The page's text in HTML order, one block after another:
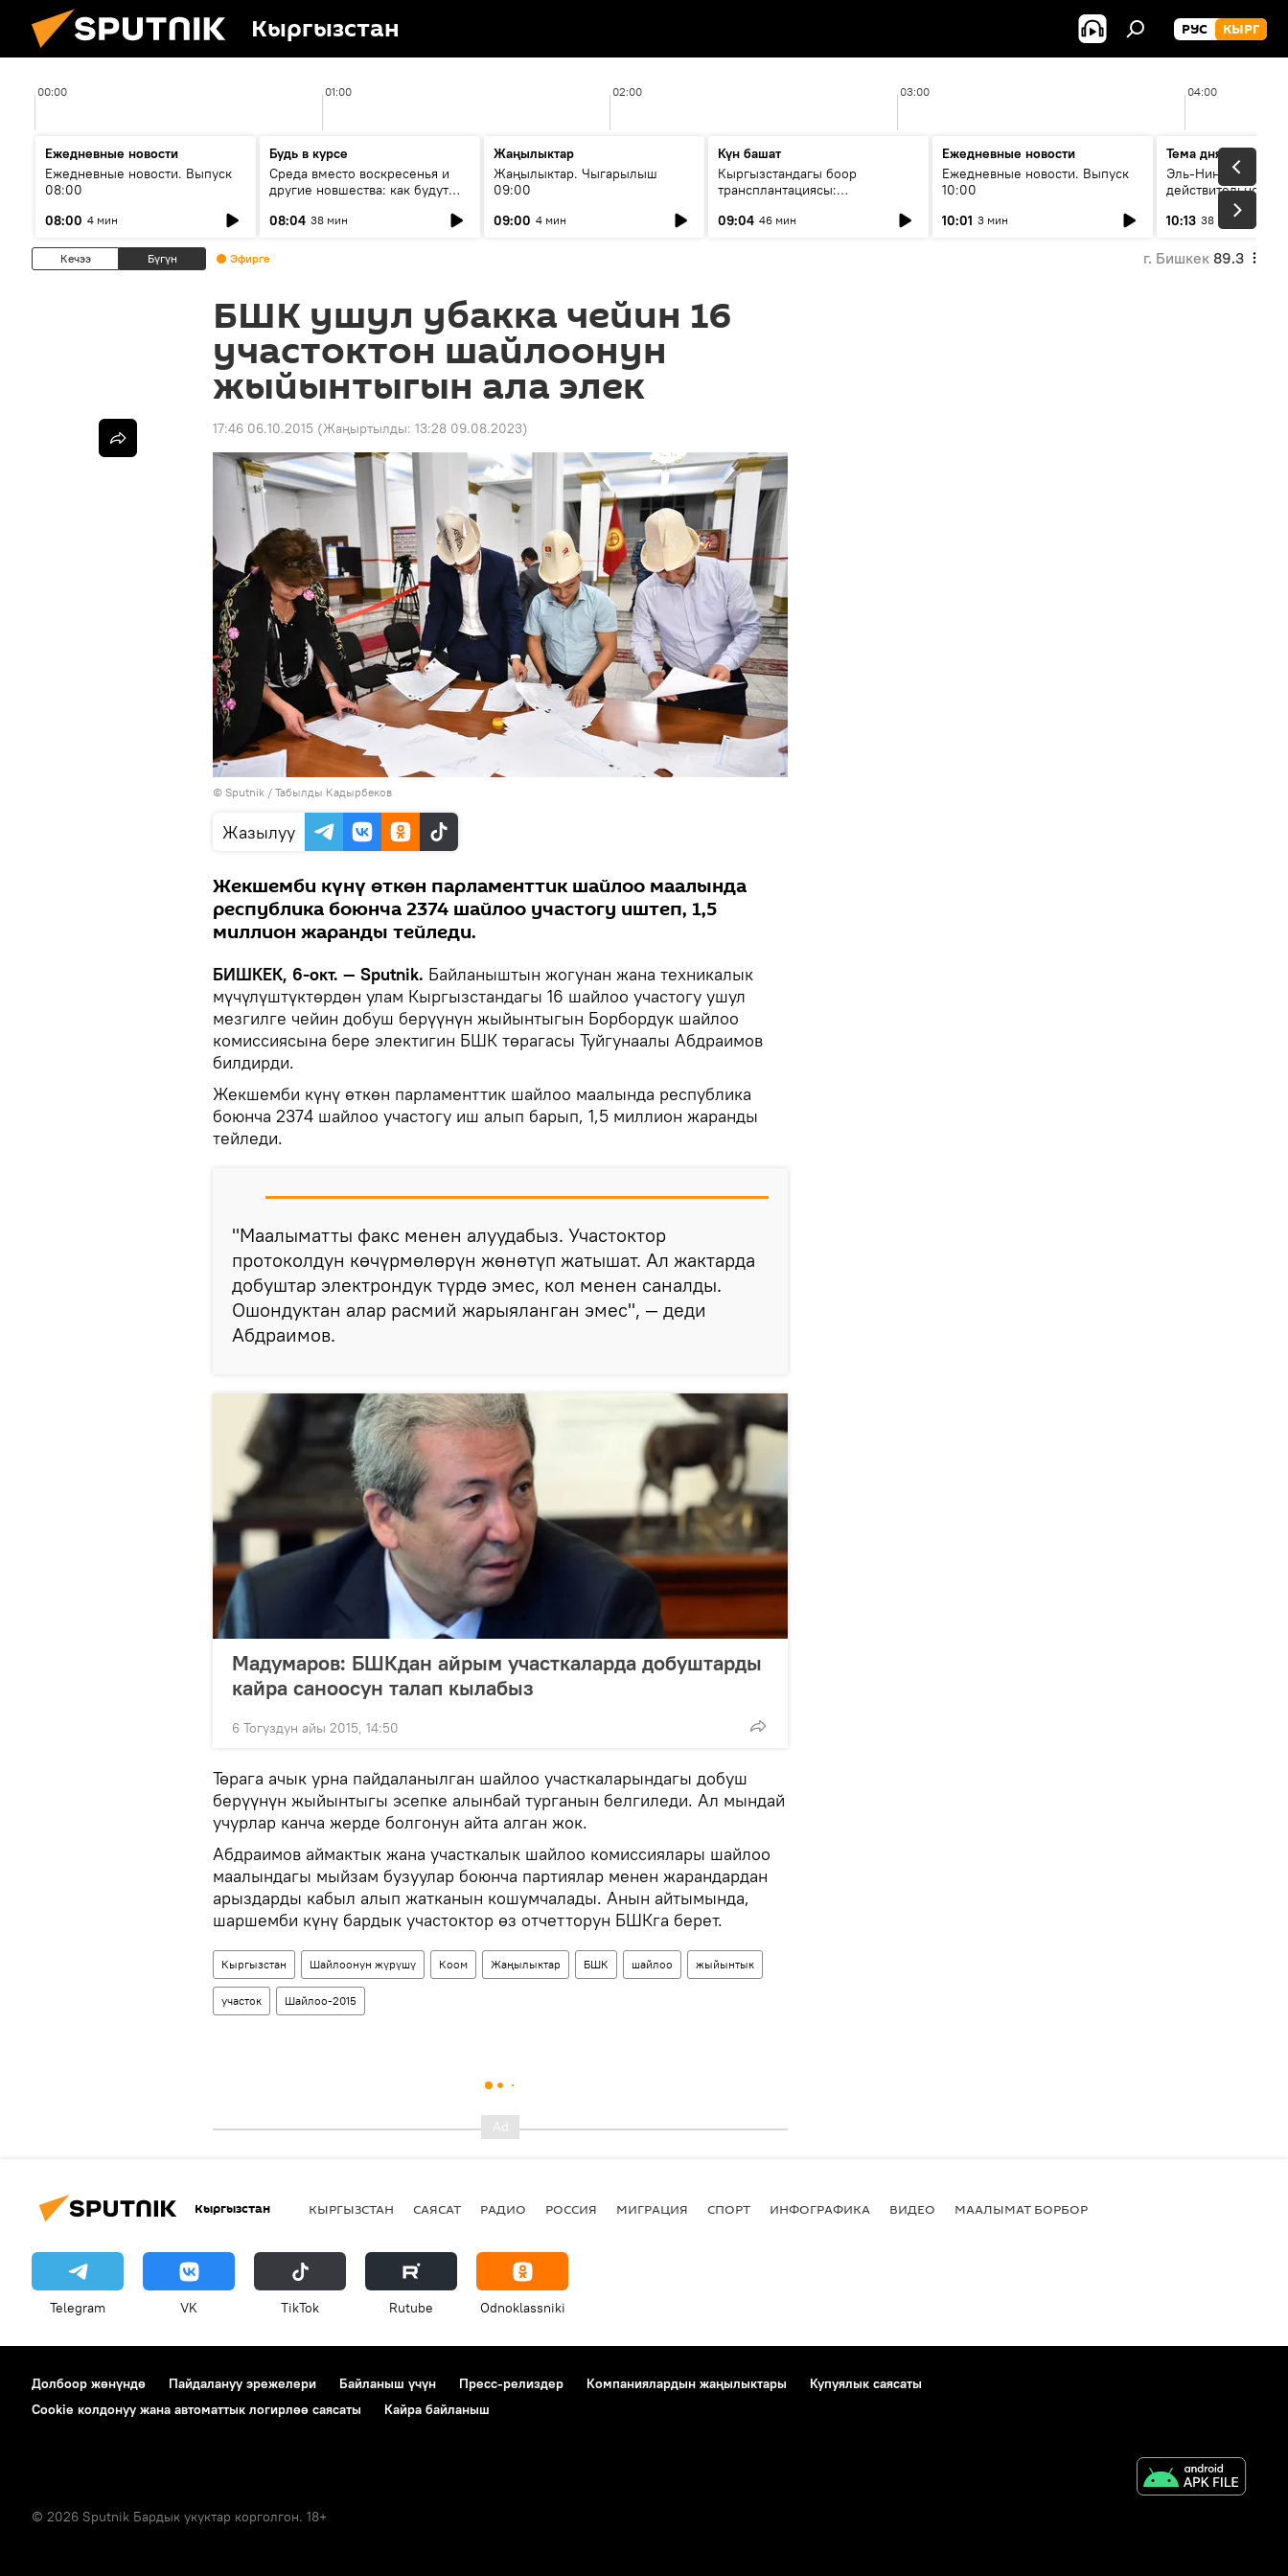
Кыргызстан РУС КЫРГ
00:00 01:00 02:00 03:00 04:00
Ежедневные новости
Ежедневные новости. Выпуск
08:00
08:00 4 мин
Будь в курсе
Среда вместо воскресенья и
другие новшества: как будут
08:04 38 мин
Жаңылыктар
Жаңылыктар. Чыгарылыш
09:00
09:00 4 мин
Күн башат
Кыргызстандагы боор
трансплантациясы:
келечеги
09:04 46 мин
Ежедневные новости
Ежедневные новости. Выпуск
10:00
10:01 3 мин
Тема дня
Эль-Ниньо, жара и
действительно
погоду в
10:13 38 мин
Кечээ Бүгүн Эфирге г. Бишкек 89.3
БШК ушул убакка чейин 16
участоктон шайлоонун
жыйынтыгын ала элек
17:46 06.10.2015 (Жаңыртылды: 13:28 09.08.2023)
© Sputnik / Табылды Кадырбеков
Жазылуу
Жекшемби күнү өткөн парламенттик шайлоо маалында
республика боюнча 2374 шайлоо участогу иштеп, 1,5
миллион жаранды тейледи.
БИШКЕК, 6-окт. — Sputnik. Байланыштын жогунан жана техникалык
мүчүлүштүктөрдөн улам Кыргызстандагы 16 шайлоо участогу ушул
мезгилге чейин добуш берүүнүн жыйынтыгын Борбордук шайлоо
комиссиясына бере электигин БШК төрагасы Туйгунаалы Абдраимов
билдирди.
Жекшемби күнү өткөн парламенттик шайлоо маалында республика
боюнча 2374 шайлоо участогу иш алып барып, 1,5 миллион жаранды
тейледи.
"Маалыматты факс менен алуудабыз. Участоктор
протоколдун көчүрмөлөрүн жөнөтүп жатышат. Ал жактарда
добуштар электрондук түрдө эмес, кол менен саналды.
Ошондуктан алар расмий жарыяланган эмес", — деди
Абдраимов.
Мадумаров: БШКдан айрым участкаларда добуштарды
кайра саноосун талап кылабыз
6 Тогуздун айы 2015, 14:50
Төрага ачык урна пайдаланылган шайлоо участкаларындагы добуш
берүүнүн жыйынтыгы эсепке алынбай турганын белгиледи. Ал мындай
учурлар канча жерде болгонун айта алган жок.
Абдраимов аймактык жана участкалык шайлоо комиссиялары шайлоо
маалындагы мыйзам бузуулар боюнча партиялар менен жарандардан
арыздарды кабыл алып жатканын кошумчалады. Анын айтымында,
шаршемби күнү бардык участоктор өз отчетторун БШКга берет.
Кыргызстан Шайлоонун жүрүшү Коом Жаңылыктар БШК шайлоо жыйынтык
участок Шайлоо-2015
Кыргызстан КЫРГЫЗСТАН САЯСАТ РАДИО РОССИЯ МИГРАЦИЯ СПОРТ ИНФОГРАФИКА ВИДЕО МААЛЫМАТ БОРБОР
Telegram VK ТikТоk Rutube Odnoklassniki
Долбоор жөнүндө Пайдалануу эрежелери Байланыш үчүн Пресс-релиздер Компаниялардын жаңылыктары
Купуялык саясаты
Cookie колдонуу жана автоматтык логирлөө саясаты
Кайра байланыш
© 2026 Sputnik Бардык укуктар корголгон. 18+